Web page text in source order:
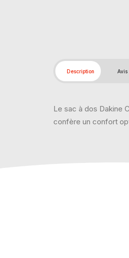
Description Avis
Le sac à dos Dakine
confère un confort